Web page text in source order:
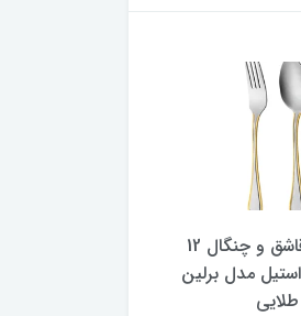
سرویس قاشق و چنگال 12
مدل برلین
طلایی